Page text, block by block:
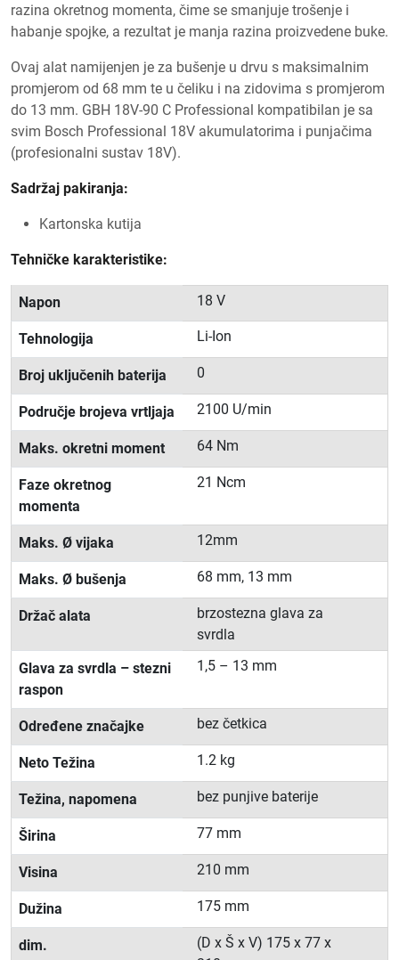
razina okretnog momenta, čime se smanjuje trošenje i
habanje spojke, a rezultat je manja razina proizvedene buke.
Ovaj alat namijenjen je za bušenje u drvu s maksimalnim
promjerom od 68 mm te u čeliku i na zidovima s promjerom
do 13 mm. GBH 18V-90 C Professional kompatibilan je sa
svim Bosch Professional 18V akumulatorima i punjačima
(profesionalni sustav 18V).
Sadržaj pakiranja:
Kartonska kutija
Tehničke karakteristike:
Napon 18 V
Tehnologija Li-Ion
Broj uključenih baterija 0
Područje brojeva vrtljaja 2100 U/min
Maks. okretni moment 64 Nm
Faze okretnog
momenta
21 Ncm
Maks. Ø vijaka 12mm
Maks. Ø bušenja 68 mm, 13 mm
Držač alata
brzostezna glava za
svrdla
Glava za svrdla – stezni
raspon
1,5 – 13 mm
Određene značajke bez četkica
Neto Težina 1.2 kg
Težina, napomena bez punjive baterije
Širina 77 mm
Visina 210 mm
Dužina 175 mm
dim.
(D x Š x V) 175 x 77 x